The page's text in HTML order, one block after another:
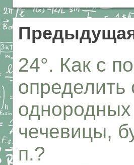
24°. Как с
чечевицы,
п.?